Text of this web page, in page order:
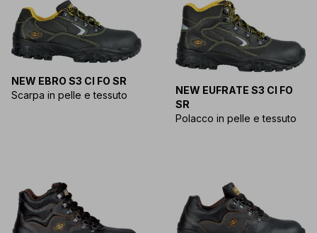
NEW EBRO S3 CI FO SR
Scarpa in pelle e tessuto
NEW EUFRATE S3 CI FO
SR
Polacco in pelle e tessuto